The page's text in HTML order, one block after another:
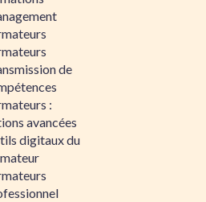
de
:
avancées
digitaux du